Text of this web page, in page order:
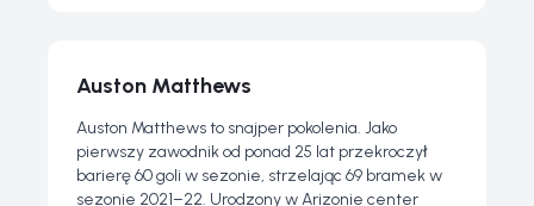
Auston Matthews
Auston Matthews to snajper pokolenia. Jako
pierwszy zawodnik od ponad 25 lat przekroczył
barierę 60 goli w sezonie, strzelając 69 bramek w
sezonie 2021–22. Urodzony w Arizonie center